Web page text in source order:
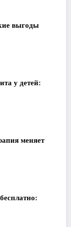
выгоды
у детей:
меняет